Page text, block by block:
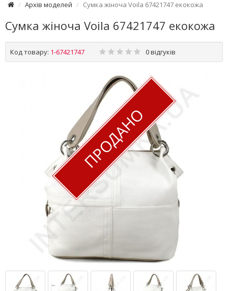
Архів моделей Сумка жіноча Voila 67421747 екокожа
Сумка жіноча Voila 67421747 екокожа
Код товару: 1-67421747 0 відгуків
ПРОДАНО